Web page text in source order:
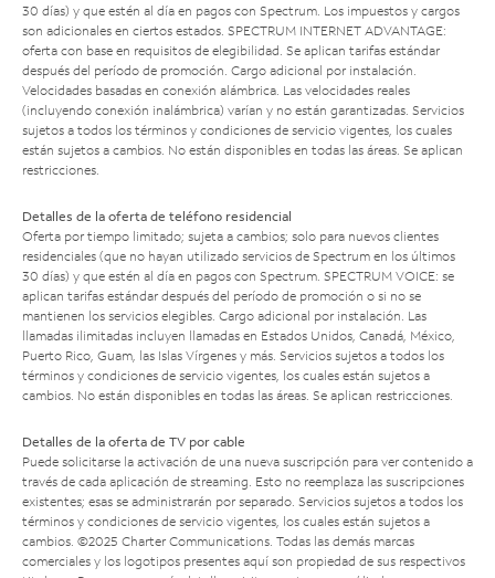
30 días) y que estén al día en pagos con Spectrum. Los impuestos y cargos
son adicionales en ciertos estados. SPECTRUM INTERNET ADVANTAGE:
oferta con base en requisitos de elegibilidad. Se aplican tarifas estándar
después del período de promoción. Cargo adicional por instalación.
Velocidades basadas en conexión alámbrica. Las velocidades reales
(incluyendo conexión inalámbrica) varían y no están garantizadas. Servicios
sujetos a todos los términos y condiciones de servicio vigentes, los cuales
están sujetos a cambios. No están disponibles en todas las áreas. Se aplican
restricciones.
Detalles de la oferta de teléfono residencial
Oferta por tiempo limitado; sujeta a cambios; solo para nuevos clientes
residenciales (que no hayan utilizado servicios de Spectrum en los últimos
30 días) y que estén al día en pagos con Spectrum. SPECTRUM VOICE: se
aplican tarifas estándar después del período de promoción o si no se
mantienen los servicios elegibles. Cargo adicional por instalación. Las
llamadas ilimitadas incluyen llamadas en Estados Unidos, Canadá, México,
Puerto Rico, Guam, las Islas Vírgenes y más. Servicios sujetos a todos los
términos y condiciones de servicio vigentes, los cuales están sujetos a
cambios. No están disponibles en todas las áreas. Se aplican restricciones.
Detalles de la oferta de TV por cable
Puede solicitarse la activación de una nueva suscripción para ver contenido a
través de cada aplicación de streaming. Esto no reemplaza las suscripciones
existentes; esas se administrarán por separado. Servicios sujetos a todos los
términos y condiciones de servicio vigentes, los cuales están sujetos a
cambios. ©2025 Charter Communications. Todas las demás marcas
comerciales y los logotipos presentes aquí son propiedad de sus respectivos